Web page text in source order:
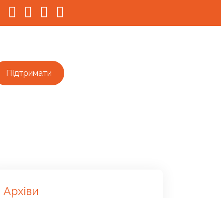
Підтримати
Архіви